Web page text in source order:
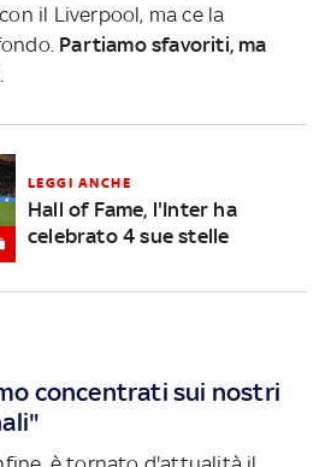
il Liverpool, ma ce la
Partiamo sfavoriti, ma
LEGGI ANCHE
Hall of Fame, l'Inter ha
celebrato 4 sue stelle
concentrati sui nostri